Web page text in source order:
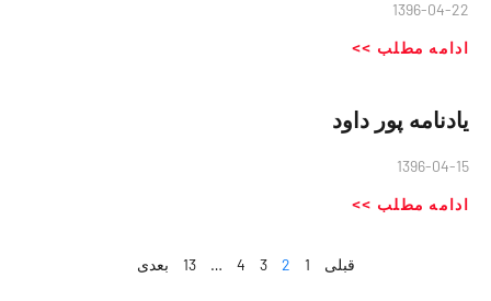
1396-04-22
ادامه مطلب >>
یادنامه پور داود
1396-04-15
ادامه مطلب >>
قبلی 1
2
3
4
…
13 بعدی